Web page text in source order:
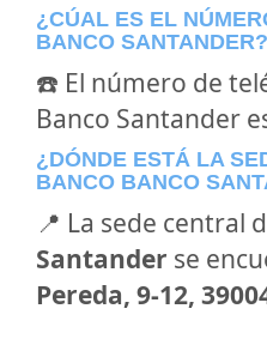
¿CÚAL ES EL
BANCO SANTANDER?
☎️ El número de
Banco Santander
¿DÓNDE ESTÁ LA
BANCO BANCO
📍 La sede central
Santander se
Pereda, 9-12,